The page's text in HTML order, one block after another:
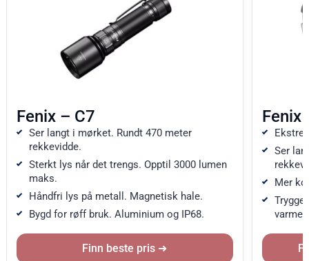
Fenix – C7
Ser langt i mørket. Rundt 470 meter
rekkevidde.
Sterkt lys når det trengs. Opptil 3000 lumen
maks.
Håndfri lys på metall. Magnetisk hale.
Bygd for røff bruk. Aluminium og IP68.
Finn beste pris
Fenix
Ser
Mer